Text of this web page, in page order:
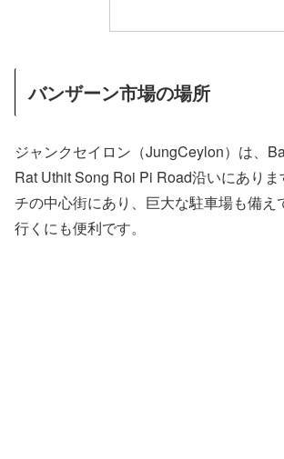
バンザーン市場の場所
ジャンクセイロン（JungCeylon）は、
Rat Uthit Song Roi Pi Road沿いにあり
チの中心街にあり、巨大な駐車場も備え
行くにも便利です。